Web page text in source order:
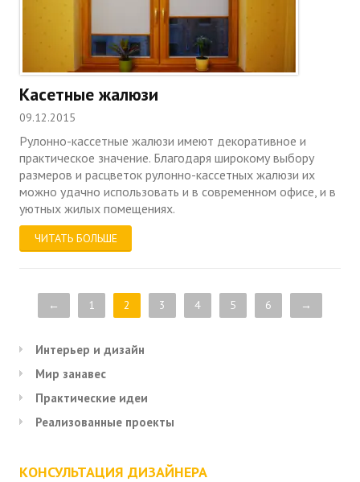
Интерьер и дизайн
Мир занавес
Практические идеи
Реализованные проекты
КОНСУЛЬТАЦИЯ ДИЗАЙНЕРА
Касетные жалюзи
09.12.2015
Рулонно-кассетные жалюзи имеют декоративное и
практическое значение. Благодаря широкому выбору
размеров и расцветок рулонно-кассетных жалюзи их
можно удачно использовать и в современном офисе, и в
уютных жилых помещениях.
ЧИТАТЬ БОЛЬШЕ
← 1 2 3 4 5 6 →